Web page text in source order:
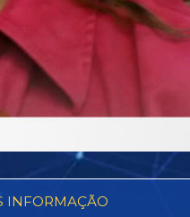
INFORMAÇÃO